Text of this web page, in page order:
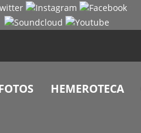
HEMEROTECA